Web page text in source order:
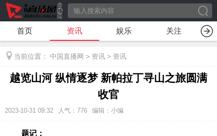
首页 资讯 娱乐 关注
当前位置： 中国直播网 > 资讯 > 资讯
越览山河 纵情逐梦 新帕拉丁寻山之旅圆满
收官
2023-10-31 09:32 人气： 776 编辑：小编
题记：